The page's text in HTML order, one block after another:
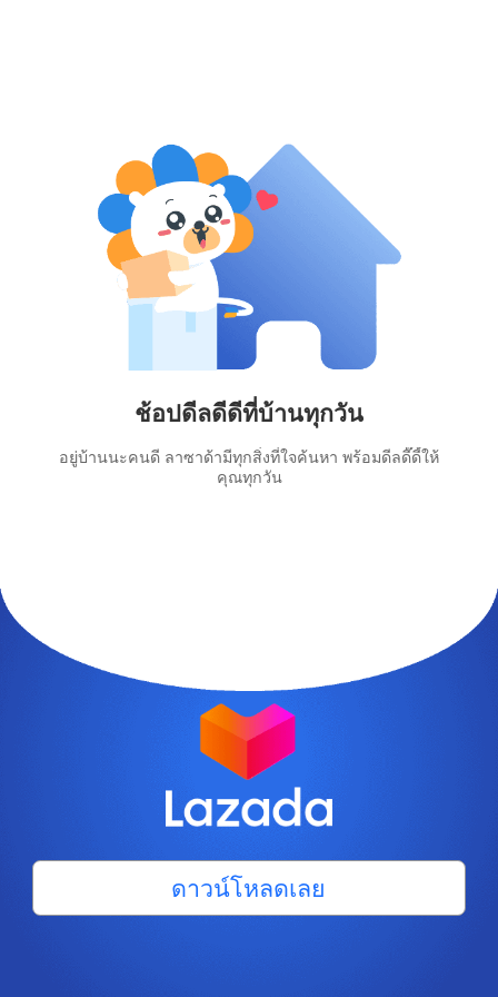
ช้อปดีลดีดีที่บ้านทุกวัน
อยู่บ้านนะคนดี ลาซาด้ามีทุกสิ่งที่ใจค้นหา พร้อมดีลดี๊ดี้ให้
คุณทุกวัน
ดาวน์โหลดเลย